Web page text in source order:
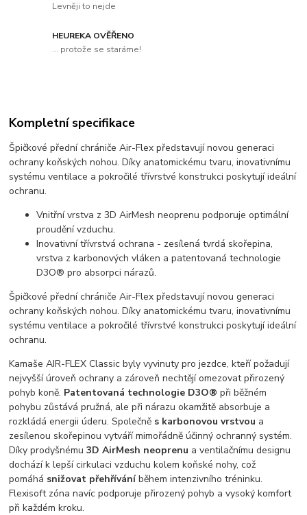
Levněji to nejde
HEUREKA OVĚŘENO
... protože se staráme!
Kompletní specifikace
Špičkové přední chrániče Air-Flex představují novou generaci
ochrany koňských nohou. Díky anatomickému tvaru, inovativnímu
systému ventilace a pokročilé třívrstvé konstrukci poskytují ideální
ochranu.
Vnitřní vrstva z 3D AirMesh neoprenu podporuje optimální
proudění vzduchu.
Inovativní třívrstvá ochrana - zesílená tvrdá skořepina,
vrstva z karbonových vláken a patentovaná technologie
D3O® pro absorpci nárazů.
Špičkové přední chrániče Air-Flex představují novou generaci
ochrany koňských nohou. Díky anatomickému tvaru, inovativnímu
systému ventilace a pokročilé třívrstvé konstrukci poskytují ideální
ochranu.
Kamaše AIR-FLEX Classic byly vyvinuty pro jezdce, kteří požadují
nejvyšší úroveň ochrany a zároveň nechtějí omezovat přirozený
pohyb koně. Patentovaná technologie D3O® při běžném
pohybu zůstává pružná, ale při nárazu okamžitě absorbuje a
rozkládá energii úderu. Společně s karbonovou vrstvou a
zesílenou skořepinou vytváří mimořádně účinný ochranný systém.
Díky prodyšnému3D AirMesh neoprenu a ventilačnímu designu
dochází k lepší cirkulaci vzduchu kolem koňské nohy, což
pomáhá snižovat přehříváníběhem intenzivního tréninku.
Flexisoft zóna navíc podporuje přirozený pohyb a vysoký komfort
při každém kroku.